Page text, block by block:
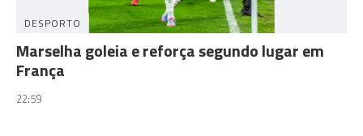
DESPORTO
Marselha goleia e reforça segundo lugar em
França
22:59